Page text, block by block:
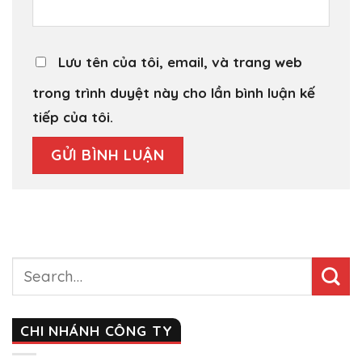
Lưu tên của tôi, email, và trang web
trong trình duyệt này cho lần bình luận kế
tiếp của tôi.
CHI NHÁNH CÔNG TY